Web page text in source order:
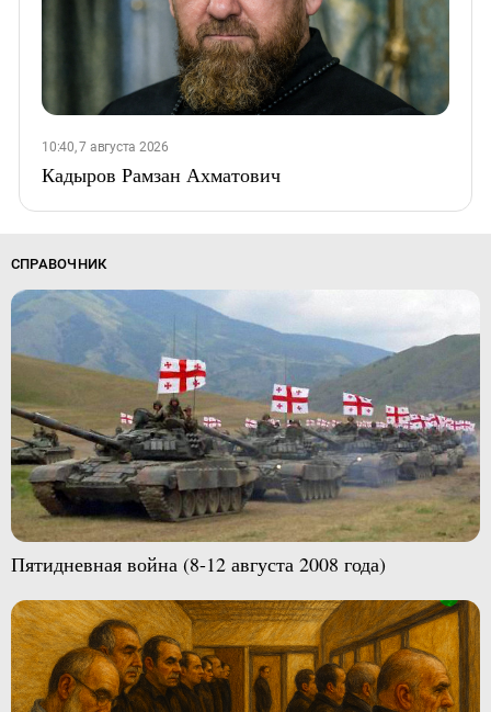
10:40, 7 августа 2026
Кадыров Рамзан Ахматович
СПРАВОЧНИК
Пятидневная война (8-12 августа 2008 года)